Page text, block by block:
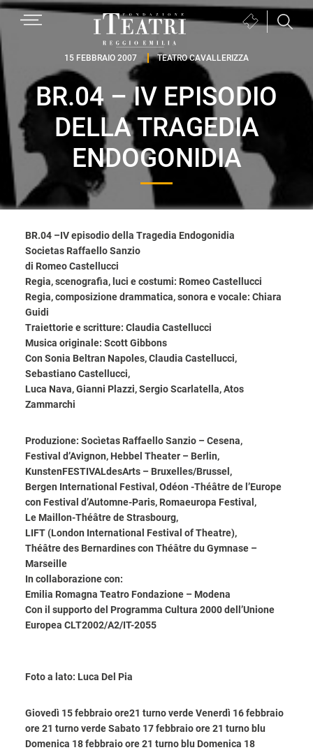
Passa
navigazione
primaria
Passa
contenuto
principale
Passa
piè
di
pagina
MENU
Fondazione
Teatri
Reggio
Emilia
Biglietteria
in
una
15 FEBBRAIO 2007 TEATRO CAVALLERIZZA
BR.04 – IV EPISODIO
DELLA TRAGEDIA
ENDOGONIDIA
BR.04 –IV episodio della Tragedia Endogonidia
Societas Raffaello Sanzio
di Romeo Castellucci
Regia, scenografia, luci e costumi: Romeo Castellucci
Regia, composizione drammatica, sonora e vocale: Chiara
Guidi
Traiettorie e scritture: Claudia Castellucci
Musica originale: Scott Gibbons
Con Sonia Beltran Napoles, Claudia Castellucci,
Sebastiano Castellucci,
Luca Nava, Gianni Plazzi, Sergio Scarlatella, Atos
Zammarchi
Produzione: Socìetas Raffaello Sanzio – Cesena,
Festival d’Avignon, Hebbel Theater – Berlin,
KunstenFESTIVALdesArts – Bruxelles/Brussel,
Bergen International Festival, Odéon -Théâtre de l’Europe
con Festival d’Automne-Paris, Romaeuropa Festival,
Le Maillon-Théâtre de Strasbourg,
LIFT (London International Festival of Theatre),
Théâtre des Bernardines con Théâtre du Gymnase –
Marseille
In collaborazione con:
Emilia Romagna Teatro Fondazione – Modena
Con il supporto del Programma Cultura 2000 dell’Unione
Europea CLT2002/A2/IT-2055
Foto a lato: Luca Del Pia
Giovedì 15 febbraio ore21 turno verde Venerdì 16 febbraio
ore 21 turno verde Sabato 17 febbraio ore 21 turno blu
Domenica 18 febbraio ore 21 turno blu Domenica 18